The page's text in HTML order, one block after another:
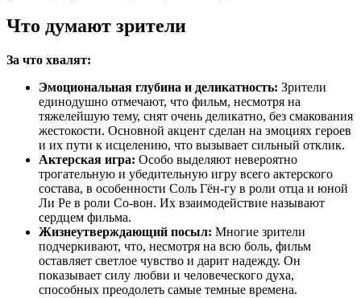
Что думают зрители
За что хвалят:
Эмоциональная глубина и деликатность: Зрители
единодушно отмечают, что фильм, несмотря на
тяжелейшую тему, снят очень деликатно, без смакования
жестокости. Основной акцент сделан на эмоциях героев
и их пути к исцелению, что вызывает сильный отклик.
Актерская игра: Особо выделяют невероятно
трогательную и убедительную игру всего актерского
состава, в особенности Соль Гён-гу в роли отца и юной
Ли Ре в роли Со-вон. Их взаимодействие называют
сердцем фильма.
Жизнеутверждающий посыл: Многие зрители
подчеркивают, что, несмотря на всю боль, фильм
оставляет светлое чувство и дарит надежду. Он
показывает силу любви и человеческого духа,
способных преодолеть самые темные времена.